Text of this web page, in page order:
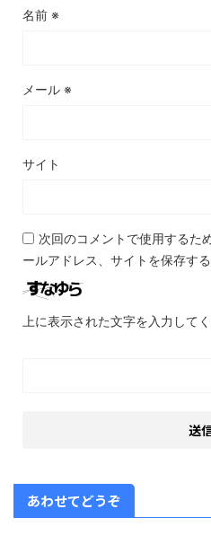
名前 ※
メール ※
サイト
次回のコメントで使用するた
ールアドレス、サイトを保存する
上に表示された文字を入力してく
あわせてどうぞ